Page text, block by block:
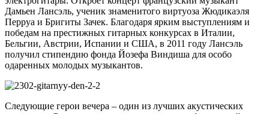
Дамьен Лансэль, ученик знаменитого виртуоза Жюдикаэля
Перруа и Бригиты Зачек. Благодаря ярким выступлениям и
победам на престижных гитарных конкурсах в Италии,
Бельгии, Австрии, Испании и США, в 2011 году Лансэль
получил стипендию фонда Йозефа Виндиша для особо
одаренных молодых музыкантов.
Следующие герои вечера – один из лучших акустических